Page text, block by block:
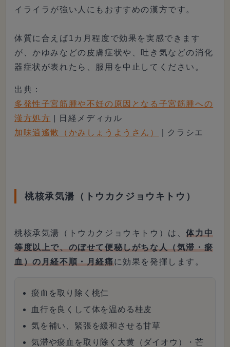
イライラが強い人にもおすすめの漢方です。
体質に合えば1カ月程度で効果を実感できます
が、かゆみなどの皮膚症状や、吐き気などの消化
器症状が表れたら、服用を中止してください。
出典：
多発性子宮筋腫や不妊の原因となる子宮筋腫への
漢方処方 | 日経メディカル
加味逍遙散（かみしょうようさん）
| クラシエ
桃核承気湯（トウカクジョウキトウ）
桃核承気湯（トウカクジョウキトウ）は、体力中
等度以上で、のぼせて便秘しがちな人（気滞・瘀
血）の月経不順・月経痛に効果を発揮します。
瘀血を取り除く桃仁
血行を良くして体を温める桂皮
気を補い、緊張を緩和させる甘草
気滞や瘀血を取り除く大黄（ダイオウ）・芒